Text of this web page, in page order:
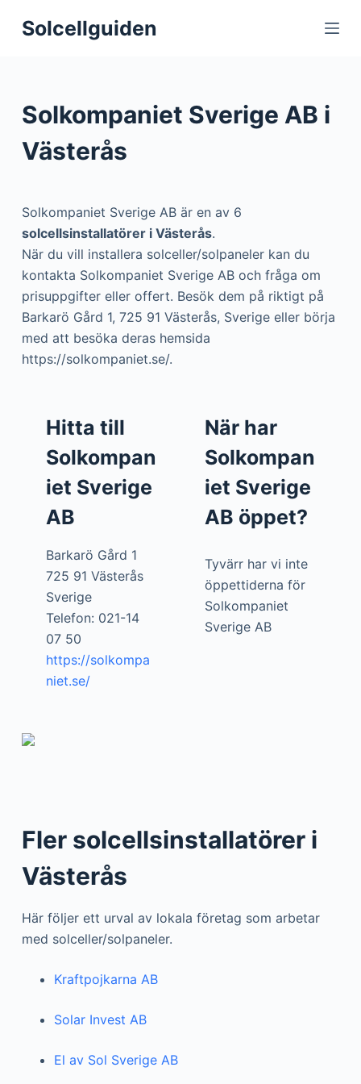
S
o
c
e
n
Solcellguiden
Solkompaniet Sverige AB i
Västerås
Solkompaniet Sverige AB är en av 6
solcellsinstallatörer i Västerås.
När du vill installera solceller/solpaneler kan du
kontakta Solkompaniet Sverige AB och fråga om
prisuppgifter eller offert. Besök dem på riktigt på
Barkarö Gård 1, 725 91 Västerås, Sverige eller börja
med att besöka deras hemsida
https://solkompaniet.se/.
Hitta till
Solkompan
iet Sverige
AB
Barkarö Gård 1
725 91 Västerås
Sverige
Telefon: 021-14
07 50
https://solkompa
niet.se/
När har
Solkompan
iet Sverige
AB öppet?
Tyvärr har vi inte
öppettiderna för
Solkompaniet
Sverige AB
Fler solcellsinstallatörer i
Västerås
Här följer ett urval av lokala företag som arbetar
med solceller/solpaneler.
Kraftpojkarna AB
Solar Invest AB
El av Sol Sverige AB